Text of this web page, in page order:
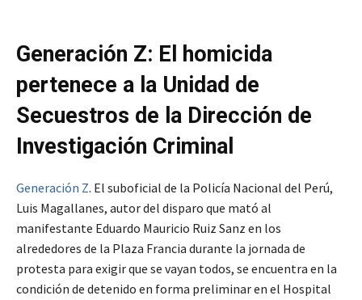
Generación Z: El homicida
pertenece a la Unidad de
Secuestros de la Dirección de
Investigación Criminal
Generación Z. El suboficial de la Policía Nacional del Perú,
Luis Magallanes, autor del disparo que mató al
manifestante Eduardo Mauricio Ruiz Sanz en los
alrededores de la Plaza Francia durante la jornada de
protesta para exigir que se vayan todos, se encuentra en la
condición de detenido en forma preliminar en el Hospital